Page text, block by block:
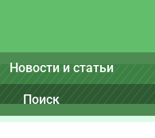
Новости и статьи
Поиск